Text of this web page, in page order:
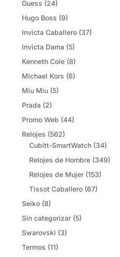
Guess (24)
Hugo Boss (9)
Invicta Caballero (37)
Invicta Dama (5)
Kenneth Cole (8)
Michael Kors (6)
Miu Miu (5)
Prada (2)
Promo Web (44)
Relojes (562)
Cubitt-SmartWatch (34)
Relojes de Hombre (349)
Relojes de Mujer (153)
Tissot Caballero (67)
Seiko (8)
Sin categorizar (5)
Swarovski (3)
Termos (11)